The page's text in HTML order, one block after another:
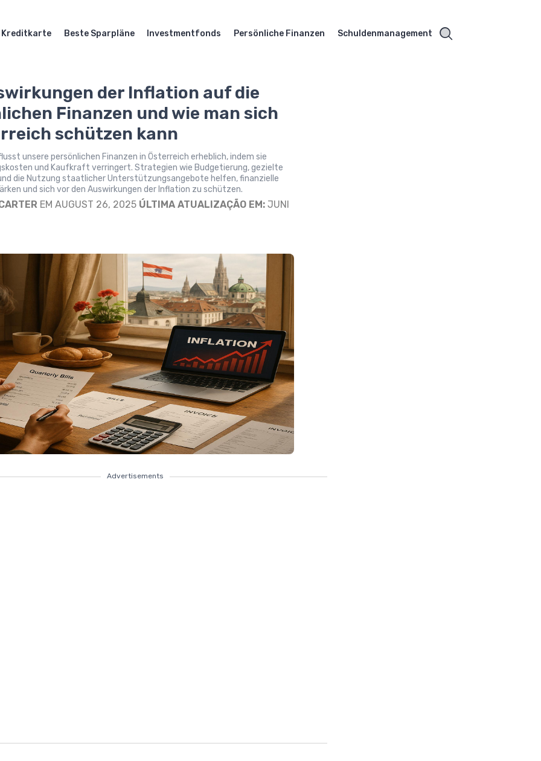
Kreditkarte Beste Sparpläne Investmentfonds Persönliche Finanzen Schuldenmanagement
der Inflation auf die
Finanzen und wie man sich
schützen kann
unsere persönlichen Finanzen in Österreich erheblich, indem sie
und Kaufkraft verringert. Strategien wie Budgetierung, gezielte
die Nutzung staatlicher Unterstützungsangebote helfen, finanzielle
und sich vor den Auswirkungen der Inflation zu schützen.
EM AUGUST 26, 2025 ÚLTIMA ATUALIZAÇÃO EM: JUNI
Advertisements